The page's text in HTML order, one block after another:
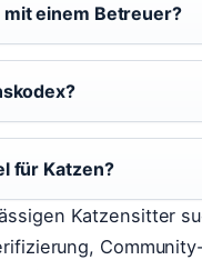
einem Betreuer?
für Katzen?
Katzensitter